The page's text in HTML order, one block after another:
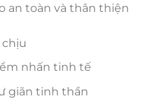
an toàn và thân thiện
chịu
nhấn tinh tế
giãn tinh thần